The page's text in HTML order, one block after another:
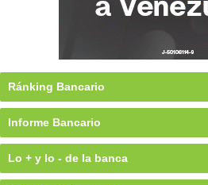
Ránking Bancario
Informe Bancario
Lo + y lo - de la banca